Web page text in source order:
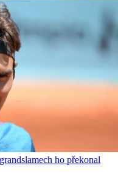
ho překonal